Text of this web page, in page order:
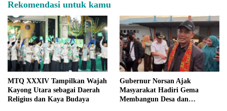
Rekomendasi untuk kamu
MTQ XXXIV Tampilkan Wajah
Kayong Utara sebagai Daerah
Religius dan Kaya Budaya
Gubernur Norsan Ajak
Masyarakat Hadiri Gema
Membangun Desa dan